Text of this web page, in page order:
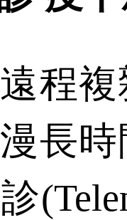
程複
長